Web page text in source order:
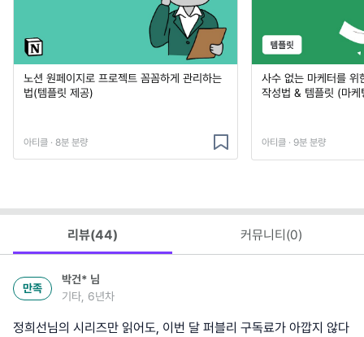
노션 원페이지로 프로젝트 꼼꼼하게 관리하는
법(템플릿 제공)
아티클 · 8분 분량
사수 없는 마케터를 위
작성법 & 템플릿 (마
아티클 · 9분 분량
리뷰(44) 커뮤니티(0)
만족
박건* 님
기타, 6년차
정희선님의 시리즈만 읽어도, 이번 달 퍼블리 구독료가 아깝지 않다